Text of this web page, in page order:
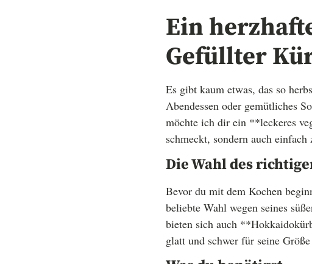
Ein
Gefüllter
Es gibt kaum etwas, das so
Abendessen oder gemütliches
möchte ich dir ein **leckeres
schmeckt, sondern auch einfach
Die Wahl des
Bevor du mit dem Kochen
beliebte Wahl wegen seines
bieten sich auch
glatt und schwer für seine